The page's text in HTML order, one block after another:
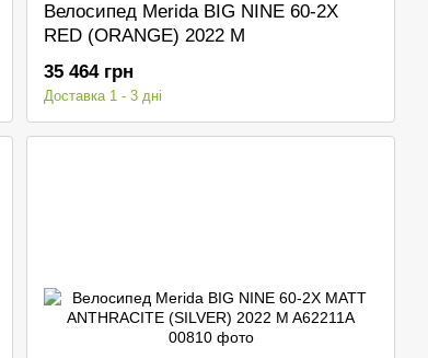
Велосипед Merida BIG NINE 60-2X
RED (ORANGE) 2022 M
35 464 грн
Доставка 1 - 3 дні